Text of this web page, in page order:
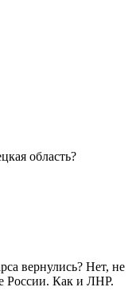
область?
вернулись? Нет, не
России. Как и ЛНР.